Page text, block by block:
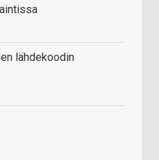
lähdekoodin